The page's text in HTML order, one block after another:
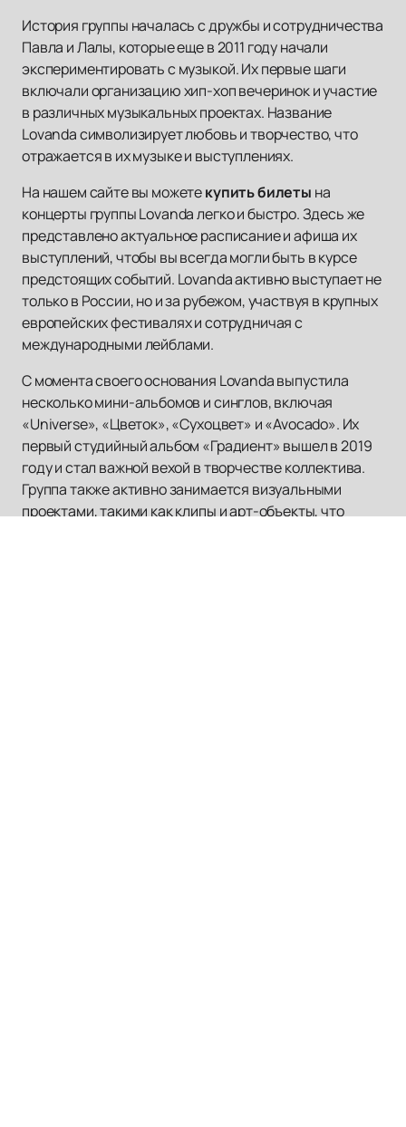
История группы началась с дружбы и сотрудничества
Павла и Лалы, которые еще в 2011 году начали
экспериментировать с музыкой. Их первые шаги
включали организацию хип-хоп вечеринок и участие
в различных музыкальных проектах. Название
Lovanda символизирует любовь и творчество, что
отражается в их музыке и выступлениях.
На нашем сайте вы можетекупить билеты на
концерты группы Lovanda легко и быстро. Здесь же
представлено актуальное расписание и афиша их
выступлений, чтобы вы всегда могли быть в курсе
предстоящих событий. Lovanda активно выступает не
только в России, но и за рубежом, участвуя в крупных
европейских фестивалях и сотрудничая с
международными лейблами.
С момента своего основания Lovanda выпустила
несколько мини-альбомов и синглов, включая
«Universe», «Цветок», «Сухоцвет» и «Avocado». Их
первый студийный альбом «Градиент» вышел в 2019
году и стал важной вехой в творчестве коллектива.
Группа также активно занимается визуальными
проектами, такими как клипы и арт-объекты, что